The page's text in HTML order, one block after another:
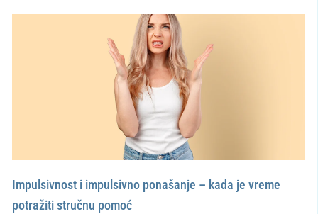
Impulsivnost i impulsivno ponašanje – kada je vreme
potražiti stručnu pomoć